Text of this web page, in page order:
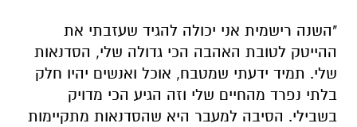
"השנה רישמית אני יכולה להגיד שעזבתי את
ההייטק לטובת האהבה הכי גדולה שלי, הסדנאות
שלי. תמיד ידעתי שמטבח, אוכל ואנשים יהיו חלק
בלתי נפרד מהחיים שלי וזה הגיע הכי מדויק
בשבילי. הסיבה למעבר היא שהסדנאות מתקיימות